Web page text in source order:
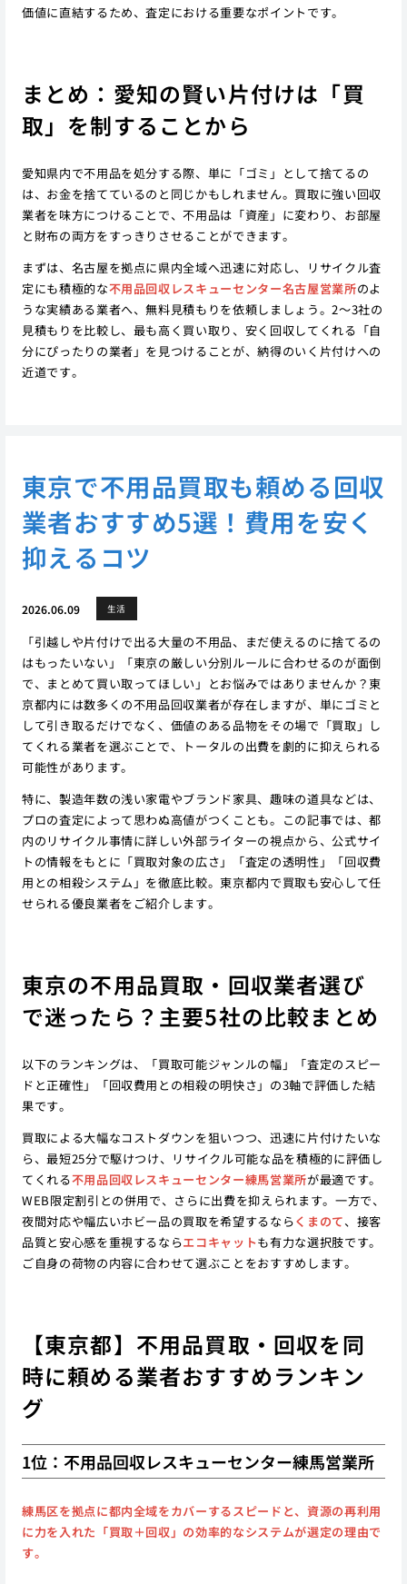
価値に直結するため、査定における重要なポイントです。
まとめ：愛知の賢い片付けは「買
取」を制することから
愛知県内で不用品を処分する際、単に「ゴミ」として捨てるの
は、お金を捨てているのと同じかもしれません。買取に強い回収
業者を味方につけることで、不用品は「資産」に変わり、お部屋
と財布の両方をすっきりさせることができます。
まずは、名古屋を拠点に県内全域へ迅速に対応し、リサイクル査
定にも積極的な不用品回収レスキューセンター名古屋営業所のよ
うな実績ある業者へ、無料見積もりを依頼しましょう。2〜3社の
見積もりを比較し、最も高く買い取り、安く回収してくれる「自
分にぴったりの業者」を見つけることが、納得のいく片付けへの
近道です。
東京で不用品買取も頼める回収
業者おすすめ5選！費用を安く
抑えるコツ
2026.06.09 生活
「引越しや片付けで出る大量の不用品、まだ使えるのに捨てるの
はもったいない」「東京の厳しい分別ルールに合わせるのが面倒
で、まとめて買い取ってほしい」とお悩みではありませんか？東
京都内には数多くの不用品回収業者が存在しますが、単にゴミと
して引き取るだけでなく、価値のある品物をその場で「買取」し
てくれる業者を選ぶことで、トータルの出費を劇的に抑えられる
可能性があります。
特に、製造年数の浅い家電やブランド家具、趣味の道具などは、
プロの査定によって思わぬ高値がつくことも。この記事では、都
内のリサイクル事情に詳しい外部ライターの視点から、公式サイ
トの情報をもとに「買取対象の広さ」「査定の透明性」「回収費
用との相殺システム」を徹底比較。東京都内で買取も安心して任
せられる優良業者をご紹介します。
東京の不用品買取・回収業者選び
で迷ったら？主要5社の比較まとめ
以下のランキングは、「買取可能ジャンルの幅」「査定のスピー
ドと正確性」「回収費用との相殺の明快さ」の3軸で評価した結
果です。
買取による大幅なコストダウンを狙いつつ、迅速に片付けたいな
ら、最短25分で駆けつけ、リサイクル可能な品を積極的に評価し
てくれる不用品回収レスキューセンター練馬営業所が最適です。
WEB限定割引との併用で、さらに出費を抑えられます。一方で、
夜間対応や幅広いホビー品の買取を希望するならくまのて、接客
品質と安心感を重視するならエコキャットも有力な選択肢です。
ご自身の荷物の内容に合わせて選ぶことをおすすめします。
【東京都】不用品買取・回収を同
時に頼める業者おすすめランキン
グ
1位：不用品回収レスキューセンター練馬営業所
練馬区を拠点に都内全域をカバーするスピードと、資源の再利用
に力を入れた「買取＋回収」の効率的なシステムが選定の理由で
す。